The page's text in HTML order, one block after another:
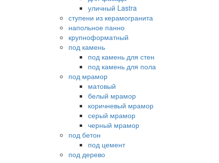
уличный Lastra
ступени из керамогранита
напольное панно
крупноформатный
под камень
под камень для стен
под камень для пола
под мрамор
матовый
белый мрамор
коричневый мрамор
серый мрамор
черный мрамор
под бетон
под цемент
под дерево